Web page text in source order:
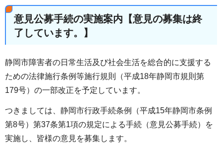
意見公募手続の実施案内【意見の募集は終
了しています。】
静岡市障害者の日常生活及び社会生活を総合的に支援する
ための法律施行条例等施行規則（平成18年静岡市規則第
179号）の一部改正を予定しています。
つきましては、静岡市行政手続条例（平成15年静岡市条例
第8号）第37条第1項の規定による手続（意見公募手続）を
実施し、皆様の意見を募集します。